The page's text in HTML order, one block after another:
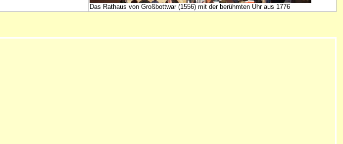
Das Rathaus von Großbottwar (1556) mit der berühmten Uhr aus 1776